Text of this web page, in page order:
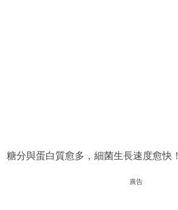
糖分與蛋白質愈多，細菌生長速度愈快！
廣告